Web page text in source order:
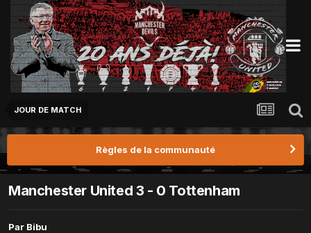
JOUR DE MATCH
Règles de la communauté
Manchester United 3 - 0 Tottenham
Par Bibu